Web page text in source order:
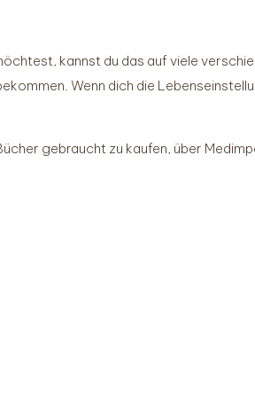
kannst du das auf viele
Wenn dich die
gebraucht zu kaufen, über